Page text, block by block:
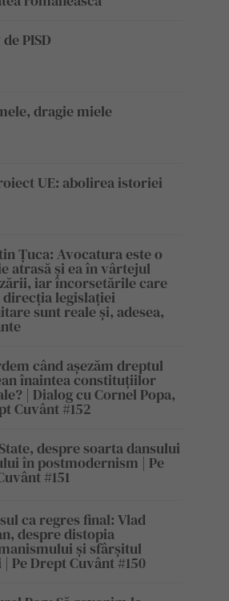
PISD
dragie miele
UE: abolirea istoriei
Țuca: Avocatura este o
atrasă și ea în vârtejul
iar încorsetările care
legislației
sunt reale și, adesea,
când așezăm dreptul
înaintea constituțiilor
| Dialog cu Cornel Popa,
Cuvânt #152
despre soarta dansului
în postmodernism | Pe
#151
ca regres final: Vlad
despre distopia
și sfârșitul
Pe Drept Cuvânt #150